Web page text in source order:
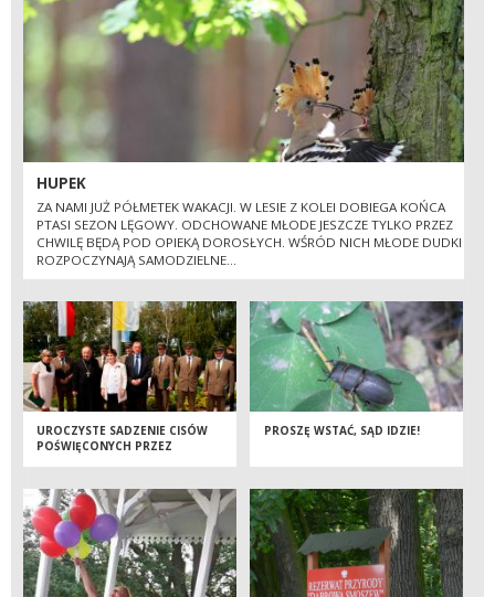
HUPEK
ZA NAMI JUŻ PÓŁMETEK WAKACJI. W LESIE Z KOLEI DOBIEGA KOŃCA
PTASI SEZON LĘGOWY. ODCHOWANE MŁODE JESZCZE TYLKO PRZEZ
CHWILĘ BĘDĄ POD OPIEKĄ DOROSŁYCH. WŚRÓD NICH MŁODE DUDKI
ROZPOCZYNAJĄ SAMODZIELNE...
UROCZYSTE SADZENIE CISÓW
POŚWIĘCONYCH PRZEZ
PROSZĘ WSTAĆ, SĄD IDZIE!